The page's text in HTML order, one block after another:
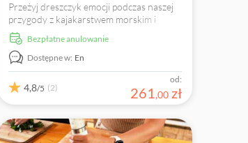
Przeżyj dreszczyk emocji podczas naszej
przygody z kajakarstwem morskim i
nurkowaniem na Lefkadzie. Odkryj
ukryte skarby, jaskinie morskie i
różnorodne życie morskie w Morzu
Jońskim.
Bezpłatne anulowanie
Dostępne w: En
4,8/5 (2)
od:
261,00 zł